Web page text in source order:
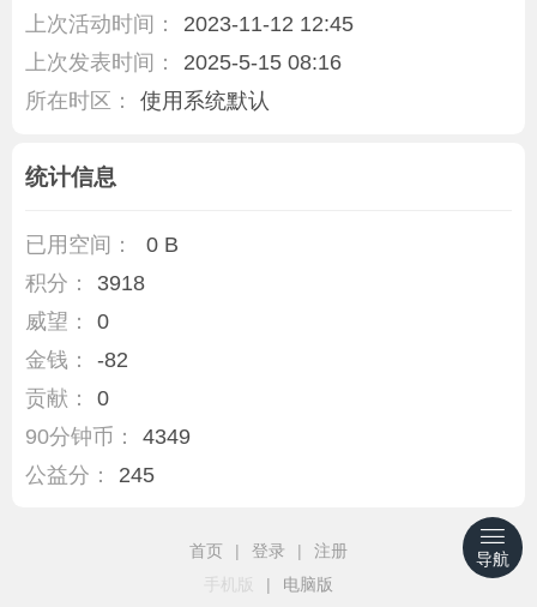
上次活动时间：
2023-11-12 12:45
上次发表时间：
2025-5-15 08:16
所在时区：
使用系统默认
统计信息
已用空间：
0 B
积分：
3918
威望：
0
金钱：
-82
贡献：
0
90分钟币：
4349
公益分：
245
首页 | 登录 |
注册
手机版
| 电脑版
导航